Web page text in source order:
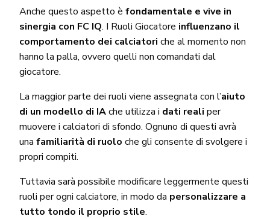
Anche questo aspetto èfondamentale e vive in
sinergia con FC IQ. I Ruoli Giocatore influenzano il
comportamento dei calciatori che al momento non
hanno la palla, ovvero quelli non comandati dal
giocatore.
La maggior parte dei ruoli viene assegnata con l’aiuto
di un modello di IAche utilizza i dati reali per
muovere i calciatori di sfondo. Ognuno di questi avrà
una familiarità di ruolo che gli consente di svolgere i
propri compiti.
Tuttavia sarà possibile modificare leggermente questi
ruoli per ogni calciatore, in modo da personalizzare a
tutto tondo il proprio stile.